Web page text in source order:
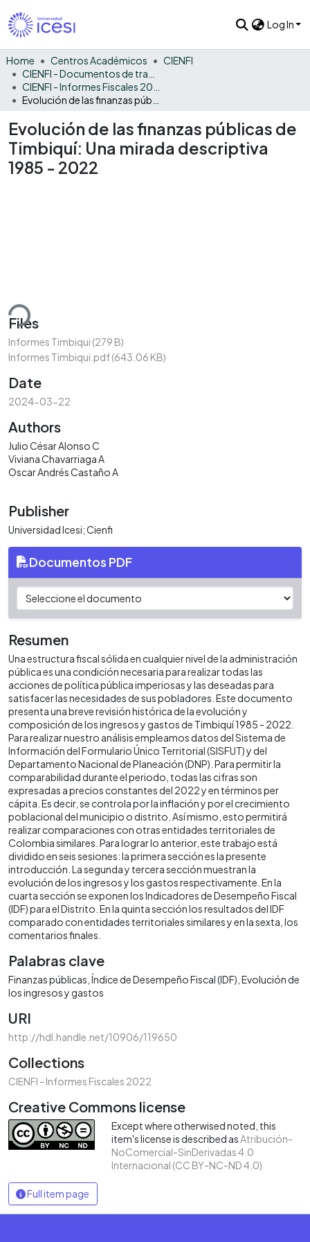
Log In
Home Centros Académicos
CIENFI
Evolución de las finanzas públicas de
Timbiquí: Una mirada descriptiva
1985 - 2022
Files
Informes Timbiqui (279 B)
Informes Timbiqui.pdf(643.06 KB)
Date
2024-03-22
Authors
Julio César Alonso C
Viviana Chavarriaga A
Oscar Andrés Castaño A
Publisher
Universidad Icesi; Cienfi
Documentos PDF
Resumen
Una estructura fiscal sólida en cualquier nivel de la administración
pública es una condición necesaria para realizar todas las
acciones de política pública imperiosas y las deseadas para
satisfacer las necesidades de sus pobladores. Este documento
presenta una breve revisión histórica de la evolución y
composición de los ingresos y gastos de Timbiquí 1985 - 2022.
Para realizar nuestro análisis empleamos datos del Sistema de
Información del Formulario Único Territorial (SISFUT) y del
Departamento Nacional de Planeación (DNP). Para permitir la
comparabilidad durante el periodo, todas las cifras son
expresadas a precios constantes del 2022 y en términos per
cápita. Es decir, se controla por la inflación y por el crecimiento
poblacional del municipio o distrito. Así mismo, esto permitirá
realizar comparaciones con otras entidades territoriales de
Colombia similares. Para lograr lo anterior, este trabajo está
dividido en seis sesiones: la primera sección es la presente
introducción. La segunda y tercera sección muestran la
evolución de los ingresos y los gastos respectivamente. En la
cuarta sección se exponen los Indicadores de Desempeño Fiscal
(IDF) para el Distrito. En la quinta sección los resultados del IDF
comparado con entidades territoriales similares y en la sexta, los
comentarios finales.
Palabras clave
Finanzas públicas Índice de Desempeño Fiscal (IDF) Evolución de
los ingresos y gastos
URI
http://hdl.handle.net/10906/119650
Collections
CIENFI - Informes Fiscales 2022
Creative Commons license
Except where otherwised noted, this
item's license is described asAtribución-
NoComercial-SinDerivadas 4.0
Internacional (CC BY-NC-ND 4.0)
Full item page